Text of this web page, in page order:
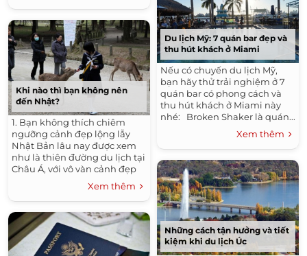
Khi nào thì bạn không nên
đến Nhật?
1. Bạn không thích chiêm
ngưỡng cảnh đẹp lộng lẫy
Nhật Bản lâu nay được xem
như là thiên đường du lịch tại
Châu Á, với vô vàn cảnh đẹp
thiên nhiên, kết hợp với lối
kiến trúc cổ xưa....
Xem thêm
Du lịch Mỹ: 7 quán bar đẹp và
thu hút khách ở Miami
Nếu có chuyến du lịch Mỹ,
bạn hãy thử trải nghiệm ở 7
quán bar có phong cách và
thu hút khách ở Miami này
nhé: Broken Shaker là quán...
Xem thêm
Những cách tận hưởng và tiết
kiệm khi du lịch Úc